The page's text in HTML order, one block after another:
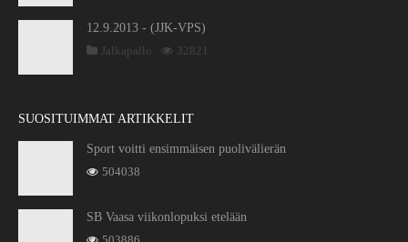
12.9.2013 - (JJK-VPS)
Jalkapallo
32821
SUOSITUIMMAT ARTIKKELIT
Sport voitti ensimmäisen puolivälierän
504038
SB Vaasa viikonlopuksi etelään
503886